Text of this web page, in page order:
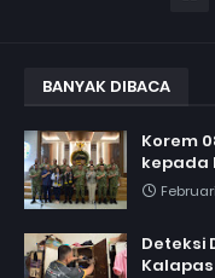
BANYAK DIBACA
Korem
kepada
Deteksi